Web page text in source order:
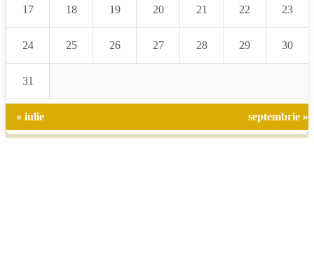
17 18 19 20 21 22 23
24 25 26 27 28 29 30
31
« iulie septembrie »